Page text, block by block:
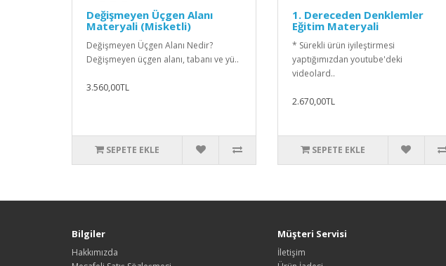
Değişmeyen Üçgen Alanı
Materyali (Misketli)
Değişmeyen Üçgen Alanı Nedir?
Değişmeyen üçgen alanı, tabanı ve yü..
3.560,00TL
SEPETE EKLE
1. Dereceden Denklemler
Eğitim Materyali
* Sürekli ürün iyileştirmesi
yaptığımızdan youtube'deki
videolard..
2.670,00TL
SEPETE EKLE
Bilgiler
Hakkımızda
Müşteri Servisi
İletişim